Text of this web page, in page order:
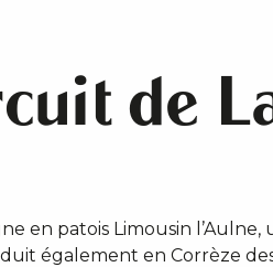
de
en patois Limousin l’Aulne,
également en Corrèze